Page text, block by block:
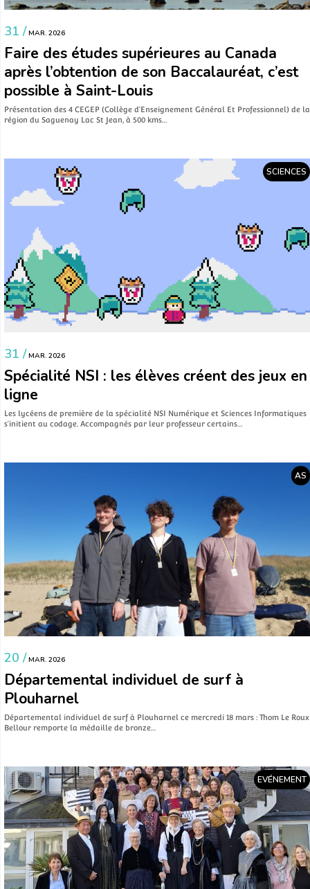
31 / MAR. 2026
Faire des études supérieures au Canada
après l’obtention de son Baccalauréat, c’est
possible à Saint-Louis
Présentation des 4 CEGEP (Collège d’Enseignement Général Et Professionnel) de la
région du Saguenay Lac St Jean, à 500 kms…
SCIENCES
31 / MAR. 2026
Spécialité NSI : les élèves créent des jeux en
ligne
Les lycéens de première de la spécialité NSI Numérique et Sciences Informatiques
s’initient au codage. Accompagnés par leur professeur certains…
AS
20 / MAR. 2026
Départemental individuel de surf à
Plouharnel
Départemental individuel de surf à Plouharnel ce mercredi 18 mars : Thom Le Roux
Bellour remporte la médaille de bronze…
EVÉNEMENT